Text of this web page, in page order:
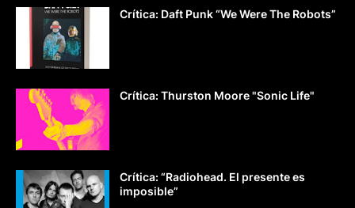
Crítica: Daft Punk “We Were The Robots”
Crítica: Thurston Moore "Sonic Life"
Crítica: “Radiohead. El presente es
imposible”